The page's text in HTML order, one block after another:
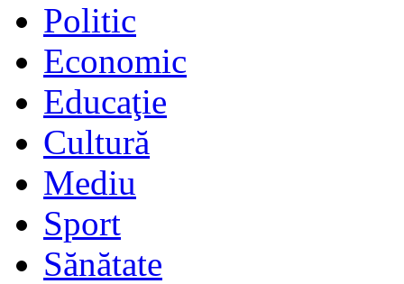
Politic
Economic
Educaţie
Cultură
Mediu
Sport
Sănătate